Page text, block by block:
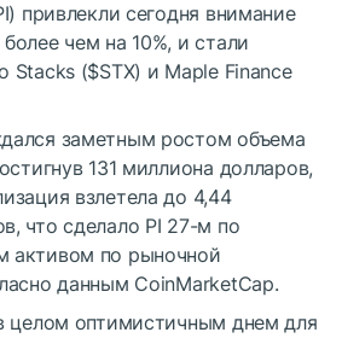
привлекли сегодня внимание
чем на 10%, и стали
Stacks ($STX) и Maple Finance
заметным ростом объема
131 миллиона долларов,
взлетела до 4,44
что сделало PI 27-м по
активом по рыночной
данным CoinMarketCap.
целом оптимистичным днем ​​для